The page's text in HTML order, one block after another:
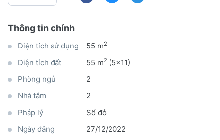
Thông tin chính
Diện tích sử dụng 55 m2
Diện tích đất 55 m2 (5x11)
Phòng ngủ
2
Nhà tắm
2
Pháp lý
Sổ đỏ
Ngày đăng
27/12/2022